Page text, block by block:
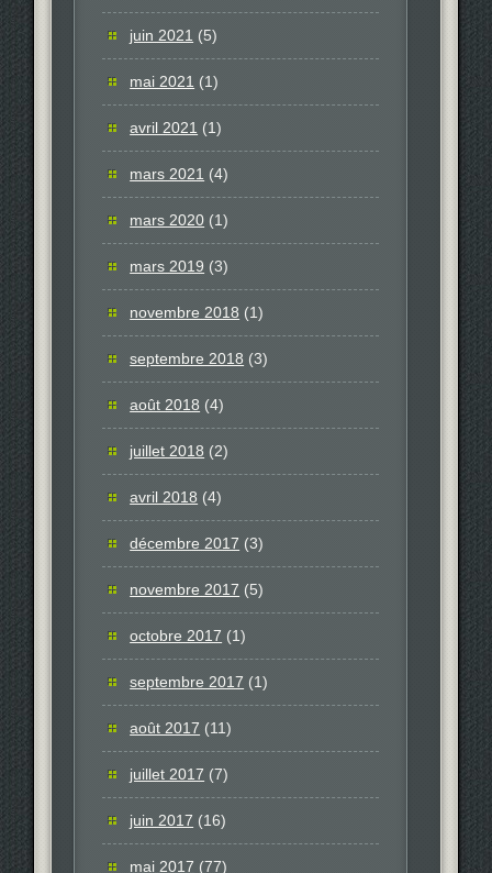
juin 2021 (5)
mai 2021 (1)
avril 2021 (1)
mars 2021 (4)
mars 2020 (1)
mars 2019 (3)
novembre 2018 (1)
septembre 2018 (3)
août 2018 (4)
juillet 2018 (2)
avril 2018 (4)
décembre 2017 (3)
novembre 2017 (5)
octobre 2017 (1)
septembre 2017 (1)
août 2017 (11)
juillet 2017 (7)
juin 2017 (16)
mai 2017 (77)